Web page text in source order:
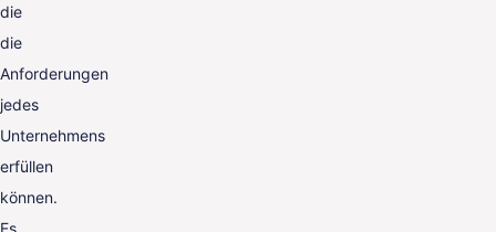
die
die
Anforderungen
jedes
Unternehmens
erfüllen
können.
Es